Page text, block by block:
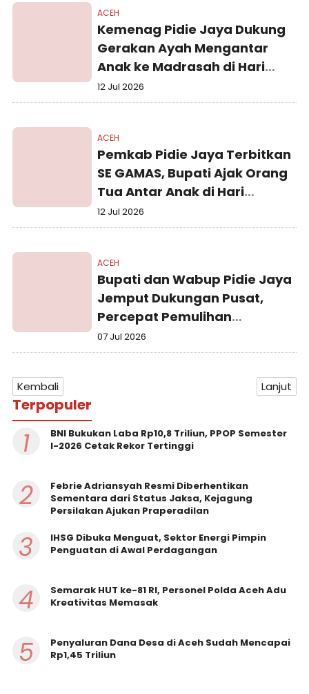
ACEH
Kemenag Pidie Jaya Dukung
Gerakan Ayah Mengantar
Anak ke Madrasah di Hari
Pertama Sekolah
12 Jul 2026
ACEH
Pemkab Pidie Jaya Terbitkan
SE GAMAS, Bupati Ajak Orang
Tua Antar Anak di Hari
Pertama Sekolah
12 Jul 2026
ACEH
Bupati dan Wabup Pidie Jaya
Jemput Dukungan Pusat,
Percepat Pemulihan
Kesehatan dan Pendidikan
Pascabanjir
07 Jul 2026
Kembali Lanjut
Terpopuler
1
BNI Bukukan Laba Rp10,8 Triliun, PPOP Semester
I-2026 Cetak Rekor Tertinggi
2
Febrie Adriansyah Resmi Diberhentikan
Sementara dari Status Jaksa, Kejagung
Persilakan Ajukan Praperadilan
3
IHSG Dibuka Menguat, Sektor Energi Pimpin
Penguatan di Awal Perdagangan
4
Semarak HUT ke-81 RI, Personel Polda Aceh Adu
Kreativitas Memasak
5
Penyaluran Dana Desa di Aceh Sudah Mencapai
Rp1,45 Triliun